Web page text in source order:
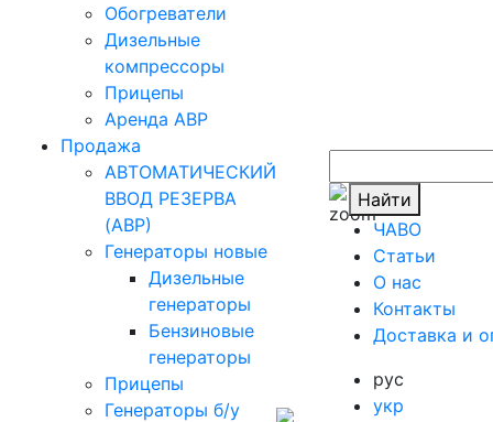
Обогреватели
Дизельные
компрессоры
Прицепы
Аренда АВР
Продажа
АВТОМАТИЧЕСКИЙ
ВВОД РЕЗЕРВА
(АВР)
Генераторы новые
Дизельные
генераторы
Бензиновые
генераторы
Прицепы
Генераторы б/у
Найти
ЧАВО
Cтатьи
O нас
Контакты
Доставка и
рус
укр